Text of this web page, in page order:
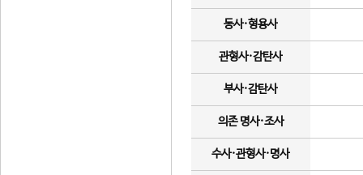
동사·형용사
관형사·감탄사
부사·감탄사
의존 명사·조사
수사·관형사·명사